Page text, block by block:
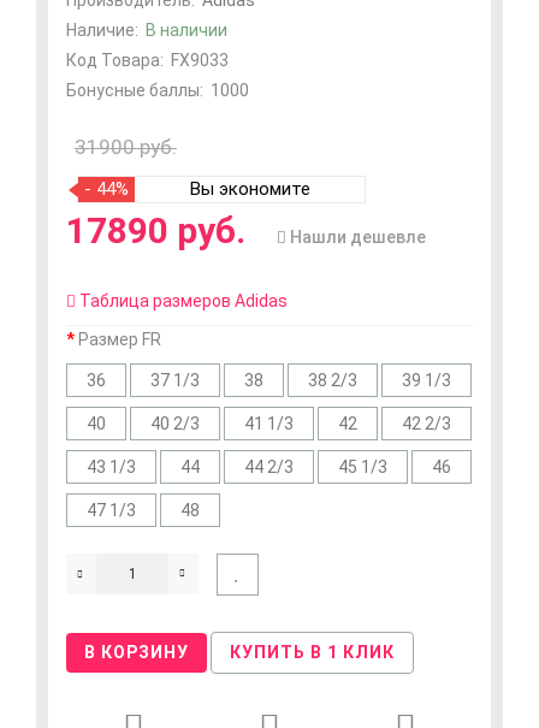
Наличие: В наличии
Код Товара: FX9033
Бонусные баллы: 1000
31900 руб.
- 44% Вы экономите
17890 руб. Нашли дешевле
Таблица размеров Adidas
Размер FR
36 37 1/3 38 38 2/3 39 1/3
40 40 2/3 41 1/3 42 42 2/3
43 1/3 44 44 2/3 45 1/3 46
47 1/3 48
В КОРЗИНУ КУПИТЬ В 1 КЛИК